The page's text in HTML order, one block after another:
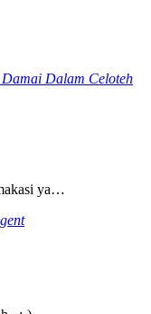
Dalam Celoteh
ya…